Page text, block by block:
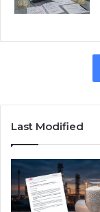
Last Modified